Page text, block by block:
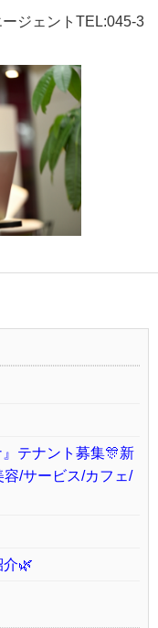
ジェントTEL:045-3
テナント募集🎊新
/サービス/カフェ/
🌿